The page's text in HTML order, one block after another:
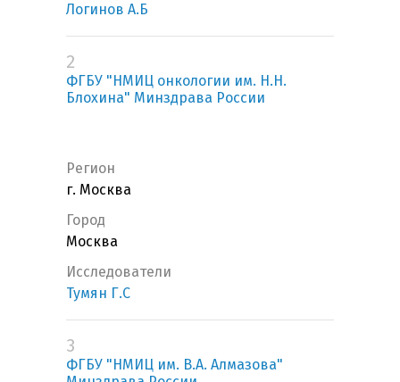
Логинов А.Б
2
ФГБУ "НМИЦ онкологии им. Н.Н.
Блохина" Минздрава России
Регион
г. Москва
Город
Москва
Исследователи
Тумян Г.С
3
ФГБУ "НМИЦ им. В.А. Алмазова"